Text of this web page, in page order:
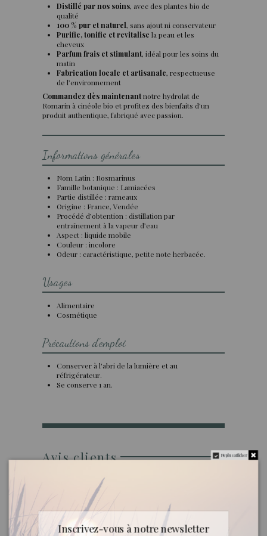
Distillé par nos soins, avec des plantes bio de
qualité
100 % pur et naturel, sans ajout ni conservateur
Purifie, tonifie et revitalise la peau et les
cheveux
Parfum frais et stimulant, idéal pour les soins du
matin
Fabrication locale et artisanale, respectueuse
de l’environnement
Commandez dès maintenantnotre hydrolat de
Romarin à cinéole bio et profitez des bienfaits d’un
produit authentique, fabriqué avec passion.
Informations générales
Nom Latin : Rosmarinus
Famille botanique : Lamiacées
Partie distillée : rameaux
Origine : France, Vendée
Procédé d’obtention : distillation par
entraînement à la vapeur d’eau
Aspect : liquide mobile
Couleur : incolore
Odeur : caractéristique, petite note herbacée.
Usages
Alimentaire
Cosmétique
Précautions d'emploi
Conserver à l'abri de la lumière et au
réfrigérateur.
Se conserve 1 an.
Avis clients
AVIS À PROPOS DU PRODUIT
Ne plus afficher
Inscrivez-vous à notre newsletter